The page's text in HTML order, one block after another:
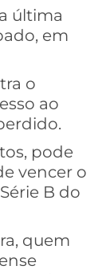
última
em
o
ao
pode
vencer o
B do
quem